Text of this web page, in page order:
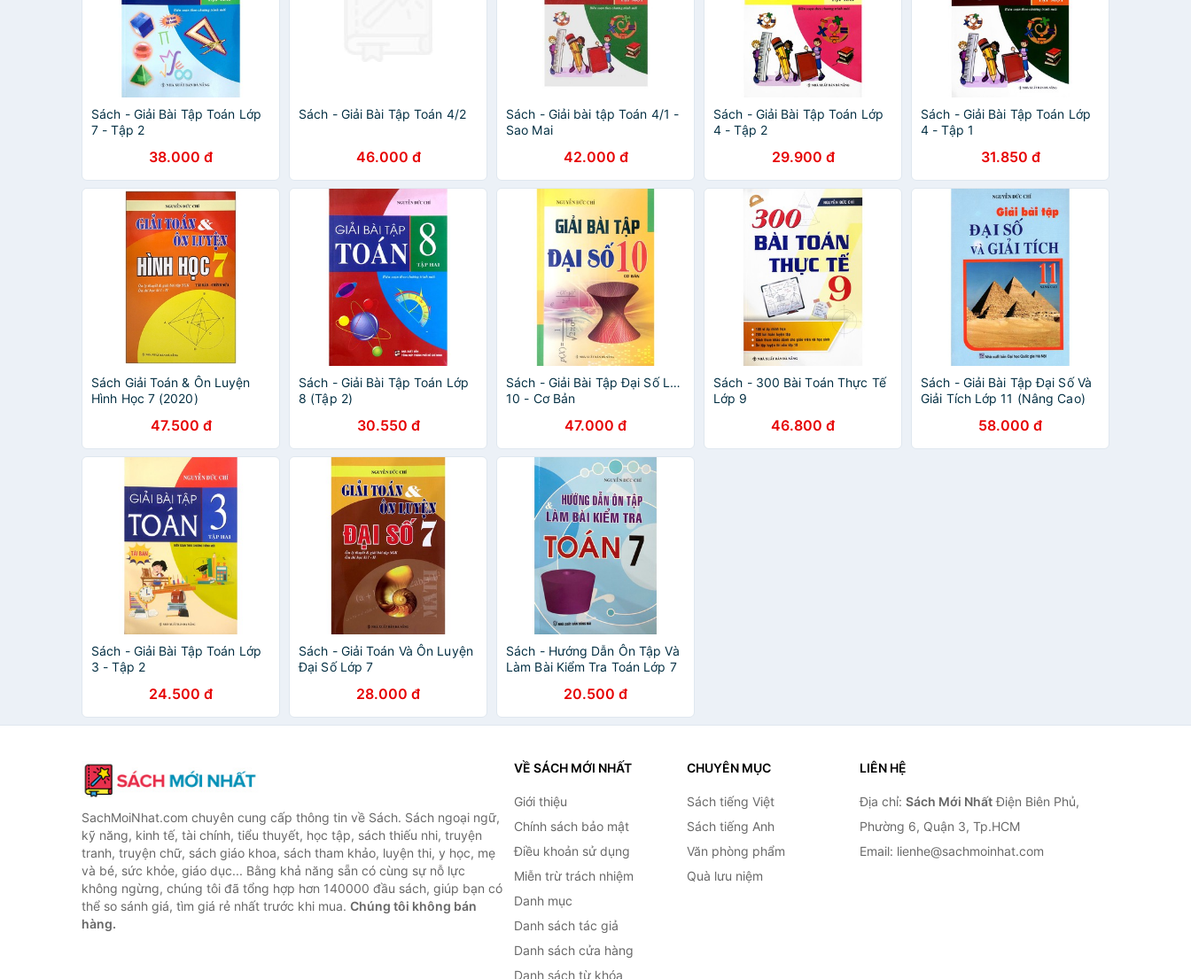
Sách - Giải Bài Tập Toán Lớp
7 - Tập 2
38.000 đ
Sách - Giải Bài Tập Toán 4/2
46.000 đ
Sách - Giải bài tập Toán 4/1 -
Sao Mai
42.000 đ
Sách - Giải Bài Tập Toán Lớp
4 - Tập 2
29.900 đ
Sách - Giải Bài Tập Toán Lớp
4 - Tập 1
31.850 đ
Sách Giải Toán & Ôn Luyện
Hình Học 7 (2020)
47.500 đ
Sách - Giải Bài Tập Toán Lớp
8 (Tập 2)
30.550 đ
Sách - Giải Bài Tập Đại Số Lớp
10 - Cơ Bản
47.000 đ
Sách - 300 Bài Toán Thực Tế
Lớp 9
46.800 đ
Sách - Giải Bài Tập Đại Số Và
Giải Tích Lớp 11 (Nâng Cao)
58.000 đ
Sách - Giải Bài Tập Toán Lớp
3 - Tập 2
24.500 đ
Sách - Giải Toán Và Ôn Luyện
Đại Số Lớp 7
28.000 đ
Sách - Hướng Dẫn Ôn Tập Và
Làm Bài Kiểm Tra Toán Lớp 7
20.500 đ
SachMoiNhat.com chuyên cung cấp thông tin về Sách. Sách ngoại ngữ,
kỹ năng, kinh tế, tài chính, tiểu thuyết, học tập, sách thiếu nhi, truyện
tranh, truyện chữ, sách giáo khoa, sách tham khảo, luyện thi, y học, mẹ
và bé, sức khỏe, giáo dục... Bằng khả năng sẵn có cùng sự nỗ lực
không ngừng, chúng tôi đã tổng hợp hơn 140000 đầu sách, giúp bạn có
thể so sánh giá, tìm giá rẻ nhất trước khi mua. Chúng tôi không bán
hàng.
VỀ SÁCH MỚI NHẤT
Giới thiệu
Chính sách bảo mật
Điều khoản sử dụng
Miễn trừ trách nhiệm
Danh mục
Danh sách tác giả
Danh sách cửa hàng
Danh sách từ khóa
CHUYÊN MỤC
Sách tiếng Việt
Sách tiếng Anh
Văn phòng phẩm
Quà lưu niệm
LIÊN HỆ
Địa chỉ: Sách Mới NhấtĐiện Biên Phủ,
Phường 6, Quận 3, Tp.HCM
Email: lienhe@sachmoinhat.com